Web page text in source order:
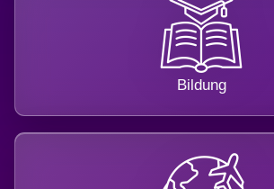
Bildung